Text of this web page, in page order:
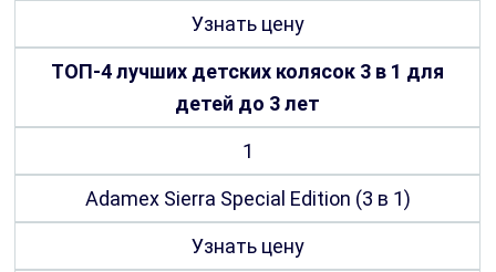
Узнать цену
ТОП-4 лучших детских колясок 3 в 1 для
детей до 3 лет
1
Adamex Sierra Special Edition (3 в 1)
Узнать цену